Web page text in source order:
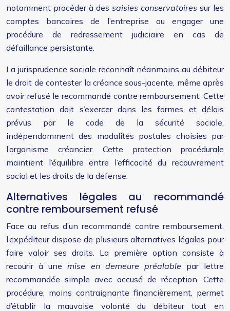
notamment procéder à des saisies conservatoires sur les
comptes bancaires de l’entreprise ou engager une
procédure de redressement judiciaire en cas de
défaillance persistante.
La jurisprudence sociale reconnaît néanmoins au débiteur
le droit de contester la créance sous-jacente, même après
avoir refusé le recommandé contre remboursement. Cette
contestation doit s’exercer dans les formes et délais
prévus par le code de la sécurité sociale,
indépendamment des modalités postales choisies par
l’organisme créancier. Cette protection procédurale
maintient l’équilibre entre l’efficacité du recouvrement
social et les droits de la défense.
Alternatives légales au recommandé
contre remboursement refusé
Face au refus d’un recommandé contre remboursement,
l’expéditeur dispose de plusieurs alternatives légales pour
faire valoir ses droits. La première option consiste à
recourir à unemise en demeure préalable par lettre
recommandée simple avec accusé de réception. Cette
procédure, moins contraignante financièrement, permet
d’établir la mauvaise volonté du débiteur tout en